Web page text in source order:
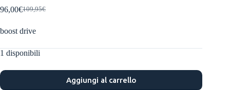
109,95€
Il
originale
109,95€.
96,00€Il
attuale
96,00€.
boost drive
1 disponibili
Aggiungi al carrello